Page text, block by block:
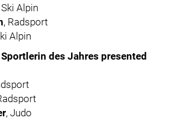
Ski Alpin
, Radsport
Alpin
des Jahres presented
, Judo